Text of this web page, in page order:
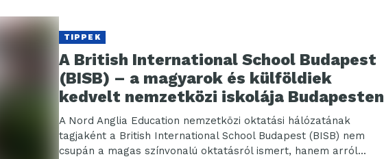
TIPPEK
A British International School Budapest
(BISB) – a magyarok és külföldiek
kedvelt nemzetközi iskolája Budapesten
A Nord Anglia Education nemzetközi oktatási hálózatának
tagjaként a British International School Budapest (BISB) nem
csupán a magas színvonalú oktatásról ismert, hanem arról...